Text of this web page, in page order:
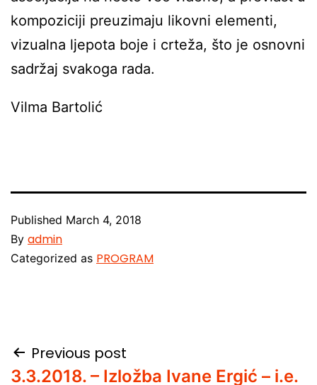
kompoziciji preuzimaju likovni elementi,
vizualna ljepota boje i crteža, što je osnovni
sadržaj svakoga rada.
Vilma Bartolić
Published March 4, 2018
By admin
Categorized as PROGRAM
Post
Previous post
3.3.2018. – Izložba Ivane Ergić – i.e.